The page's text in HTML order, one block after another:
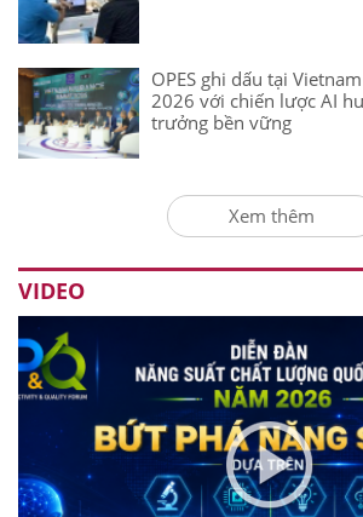
OPES ghi dấu tại
2026 với chiến lược AI
trưởng bền vững
Xem thêm
VIDEO